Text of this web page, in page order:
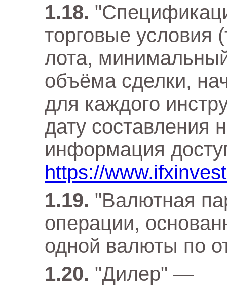
торговые условия
лота,
объёма сделки,
для каждого
дату составления
информация
https://
"Валютная
операции,
одной валюты по
"Дилер" —